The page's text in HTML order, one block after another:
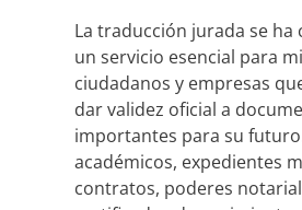
La traducción jurada se ha
un servicio esencial para
ciudadanos y empresas
dar validez oficial a
importantes para su
académicos, expedientes
contratos, poderes